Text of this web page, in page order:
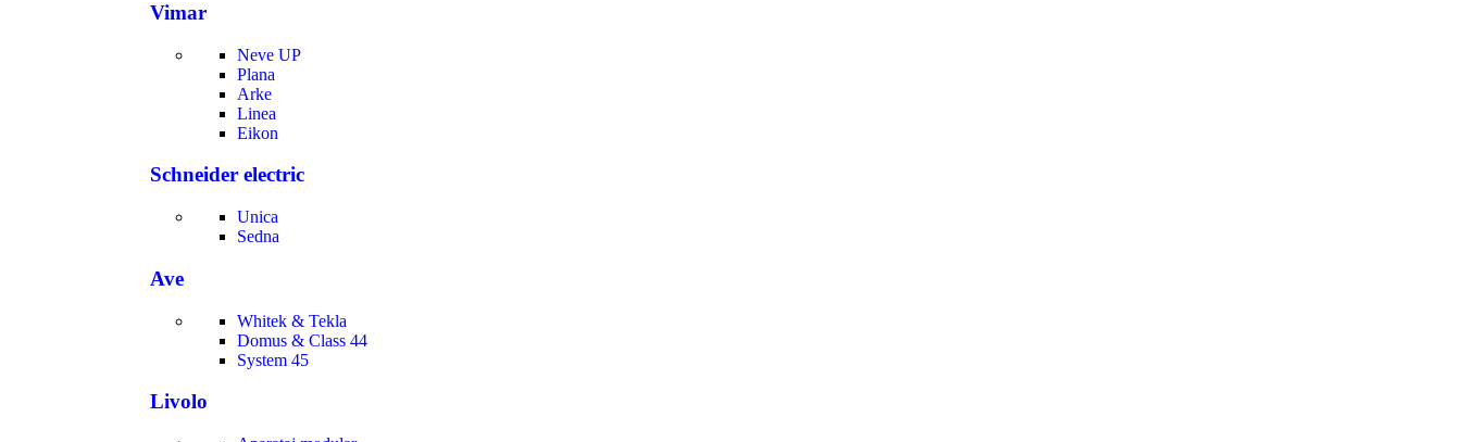
Vimar
Neve UP
Plana
Arke
Linea
Eikon
Schneider electric
Unica
Sedna
Ave
Whitek & Tekla
Domus & Class 44
System 45
Livolo